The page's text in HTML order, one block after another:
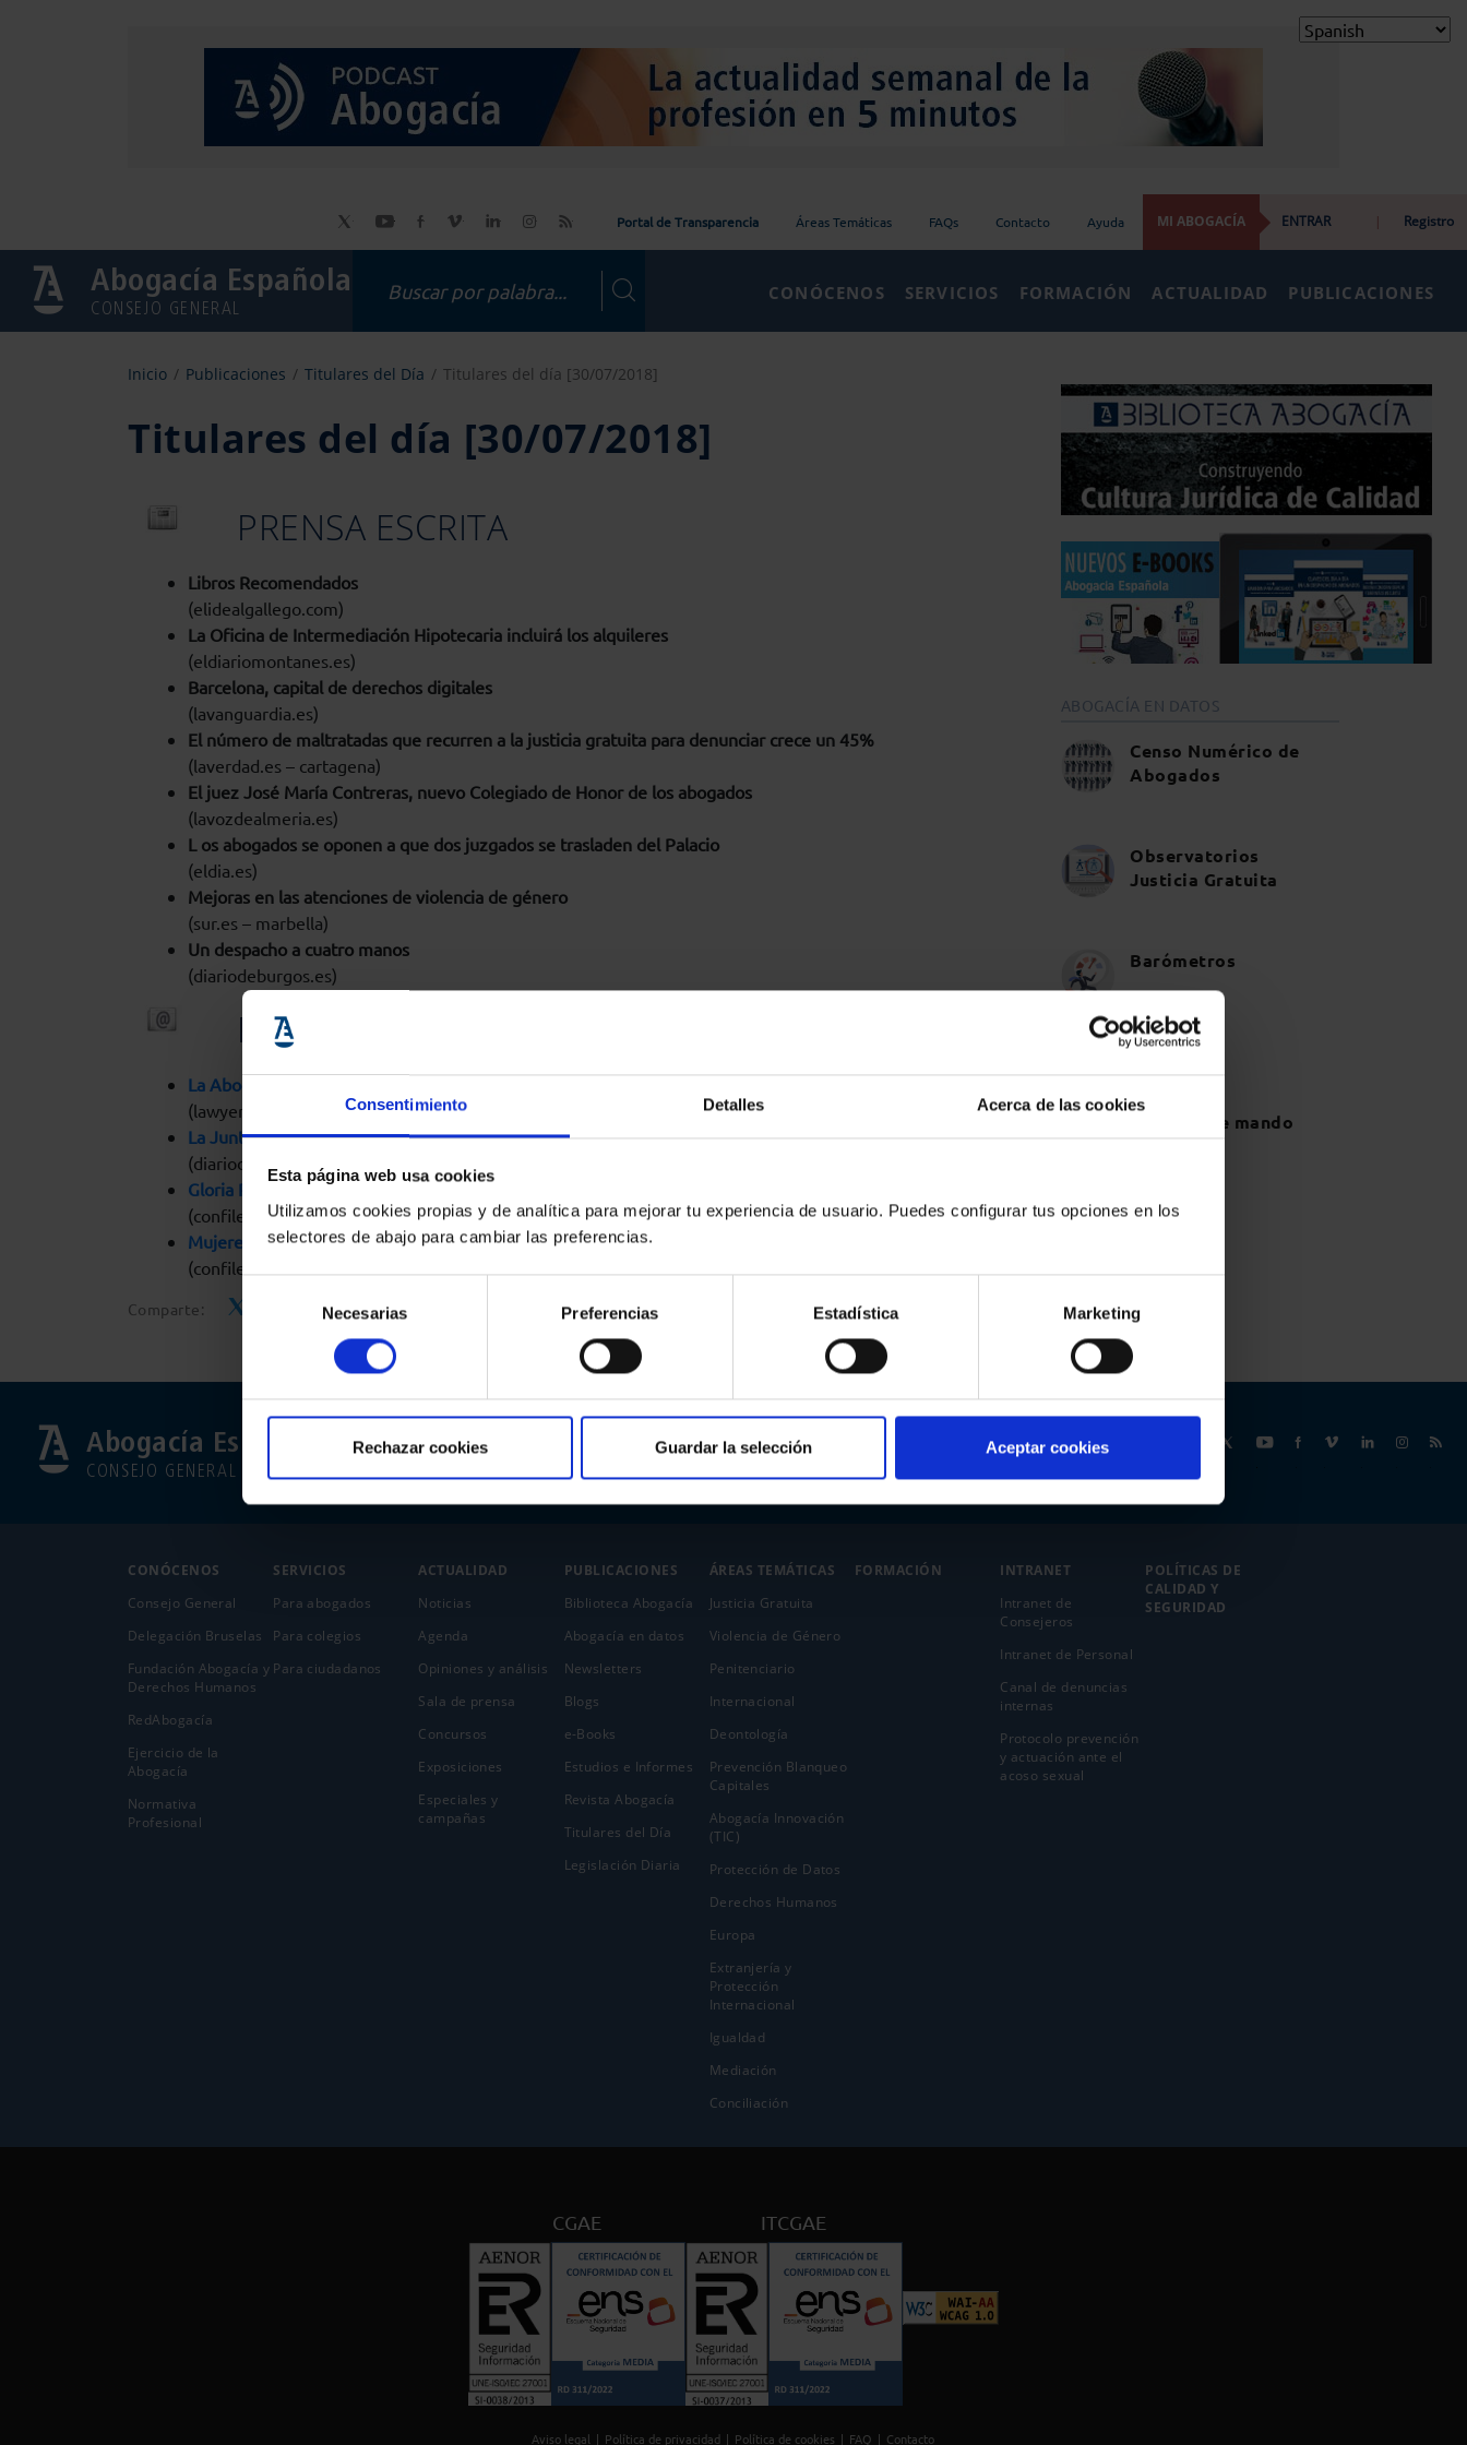
Consentimiento Detalles Acerca de las cookies
Esta página web usa cookies
Utilizamos cookies propias y de analítica para mejorar tu experiencia de usuario. Puedes configurar tus opciones en los
selectores de abajo para cambiar las preferencias.
de
consentimiento
Necesarias Preferencias Estadística Marketing
Rechazar cookies Guardar la selección Aceptar cookies
Portal de Transparencia Áreas Temáticas FAQs Contacto Ayuda MI ABOGACÍA ENTRAR | Registro
Abogacía Española
CONSEJO GENERAL
CONÓCENOS SERVICIOS FORMACIÓN ACTUALIDAD PUBLICACIONES
Inicio Publicaciones Titulares del Día Titulares del día [30/07/2018]
Titulares del día [30/07/2018]
PRENSA ESCRITA
Libros Recomendados
(elidealgallego.com)
La Oficina de Intermediación Hipotecaria incluirá los alquileres
(eldiariomontanes.es)
Barcelona, capital de derechos digitales
(lavanguardia.es)
El número de maltratadas que recurren a la justicia gratuita para denunciar crece un 45%
(laverdad.es – cartagena)
El juez José María Contreras, nuevo Colegiado de Honor de los abogados
(lavozdealmeria.es)
L os abogados se oponen a que dos juzgados se trasladen del Palacio
(eldia.es)
Mejoras en las atenciones de violencia de género
(sur.es – marbella)
Un despacho a cuatro manos
(diariodeburgos.es)
PRENSA DIGITAL
La Abogacía condena las escuchas telefónicas a abogados y urge la ley del Derecho de Defensa
(lawyerpress.com)
La Junta abona más de 11 millones a abogados y procuradores por la Justicia gratuita
(diariodesevilla.es)
Gloria Poyatos: »A pesar de todo, el techo de cristal en la Justicia sigue siendo infranqueable»
(confilegal.com)
Mujeres pioneras en la Justicia: Con ellas comenzó la batalla por la igualdad
(confilegal.com)
Comparte:
ABOGACÍA EN DATOS
Censo Numérico de
Abogados
Observatorios
Justicia Gratuita
Barómetros
Memorias
Cuadros de mando
Abogacía Española
CONSEJO GENERAL
CONÓCENOS
Consejo General
Delegación Bruselas
Fundación Abogacía y
Derechos Humanos
RedAbogacía
Ejercicio de la
Abogací­a
Normativa
Profesional
SERVICIOS
Para abogados
Para colegios
Para ciudadanos
ACTUALIDAD
Noticias
Agenda
Opiniones y análisis
Sala de prensa
Concursos
Exposiciones
Especiales y
campañas
PUBLICACIONES
Biblioteca Abogacía
Abogacía en datos
Newsletters
Blogs
e-Books
Estudios e Informes
Revista Abogacía
Titulares del Día
Legislación Diaria
ÁREAS TEMÁTICAS
Justicia Gratuita
Violencia de Género
Penitenciario
Internacional
Deontología
Prevención Blanqueo
Capitales
Abogacía Innovación
(TIC)
Protección de Datos
Derechos Humanos
Europa
Extranjería y
Protección
Internacional
Igualdad
Mediación
Conciliación
FORMACIÓN
INTRANET
Intranet de
Consejeros
Intranet de Personal
Canal de denuncias
internas
Protocolo prevención
y actuación ante el
acoso sexual
POLÍTICAS DE
CALIDAD Y
SEGURIDAD
CGAE ITCGAE
Aviso legal Política de privacidad Política de cookies FAQ Contacto